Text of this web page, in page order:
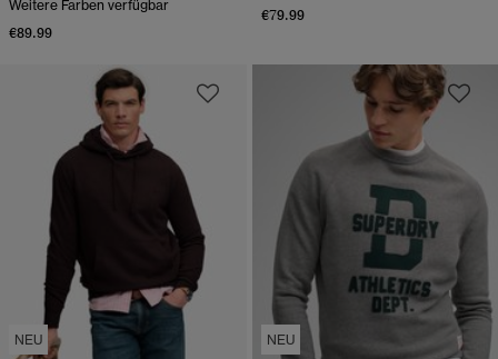
Weitere Farben verfügbar
€89.99
€79.99
NEU NEU